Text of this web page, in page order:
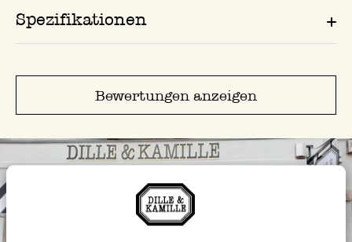
Spezifikationen
Bewertungen anzeigen